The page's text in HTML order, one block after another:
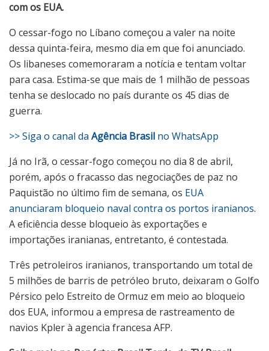
com os EUA.
O cessar-fogo no Líbano começou a valer na noite
dessa quinta-feira, mesmo dia em que foi anunciado.
Os libaneses comemoraram a notícia e tentam voltar
para casa. Estima-se que mais de 1 milhão de pessoas
tenha se deslocado no país durante os 45 dias de
guerra.
>> Siga o canal da Agência Brasil no WhatsApp
Já no Irã, o cessar-fogo começou no dia 8 de abril,
porém, após o fracasso das negociações de paz no
Paquistão no último fim de semana, os EUA
anunciaram bloqueio naval contra os portos iranianos.
A eficiência desse bloqueio às exportações e
importações iranianas, entretanto, é contestada.
Três petroleiros iranianos, transportando um total de
5 milhões de barris de petróleo bruto, deixaram o Golfo
Pérsico pelo Estreito de Ormuz em meio ao bloqueio
dos EUA, informou a empresa de rastreamento de
navios Kpler à agencia francesa AFP.